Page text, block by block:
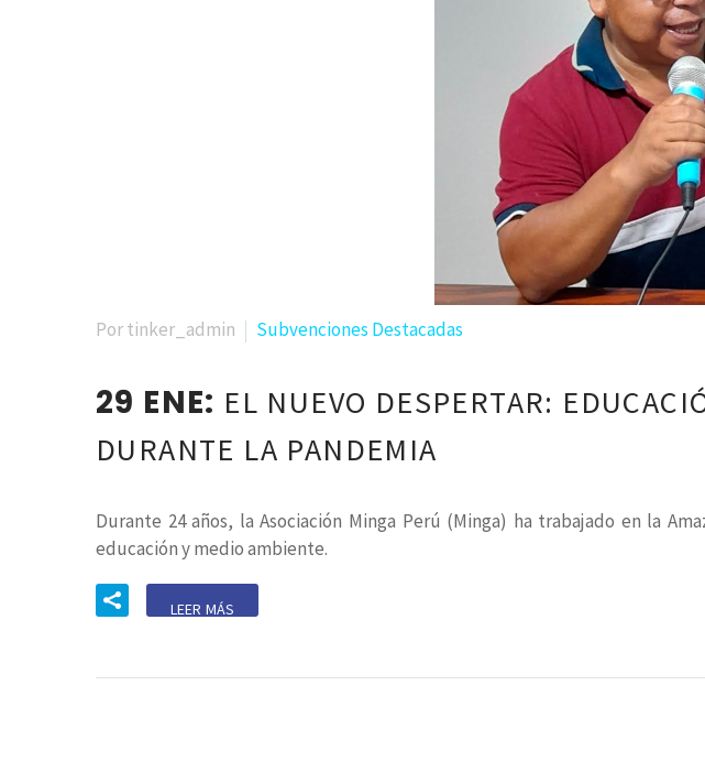
Por tinker_admin Subvenciones Destacadas
29 ENE: EL NUEVO DESPERTAR:
DURANTE LA PANDEMIA
Durante 24 años, la Asociación Minga Perú (Minga) ha trabajado en la
educación y medio ambiente.
LEER MÁS